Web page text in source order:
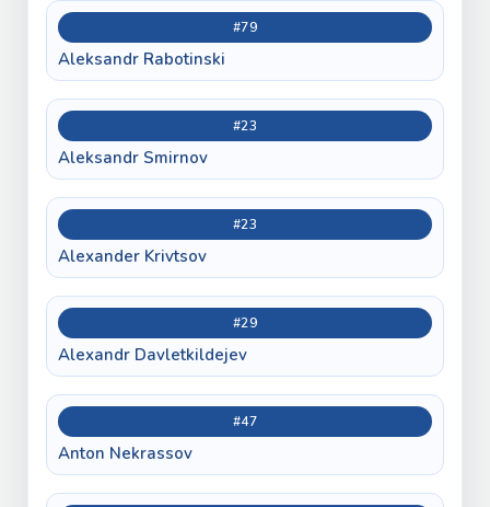
#79
Aleksandr Rabotinski
#23
Aleksandr Smirnov
#23
Alexander Krivtsov
#29
Alexandr Davletkildejev
#47
Anton Nekrassov